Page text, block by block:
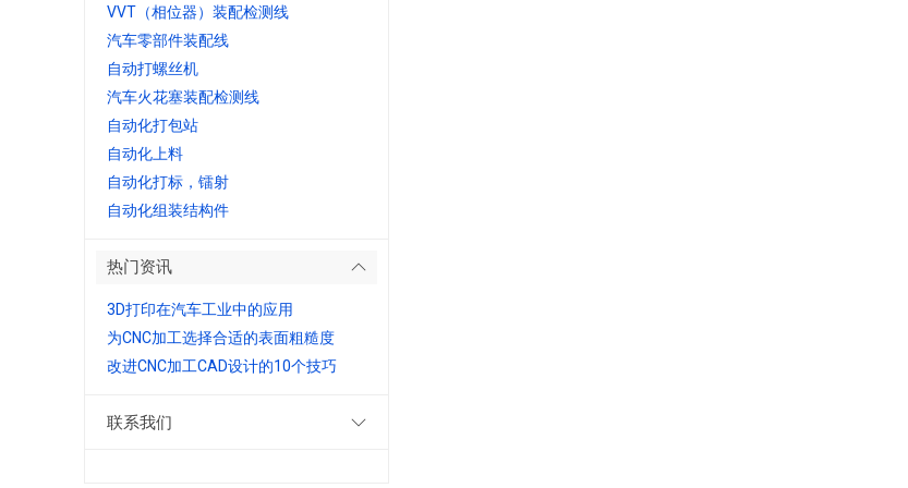
VVT（相位器）装配检测线
汽车零部件装配线
自动打螺丝机
汽车火花塞装配检测线
自动化打包站
自动化上料
自动化打标，镭射
自动化组装结构件
热门资讯
3D打印在汽车工业中的应用
为CNC加工选择合适的表面粗糙度
改进CNC加工CAD设计的10个技巧
联系我们